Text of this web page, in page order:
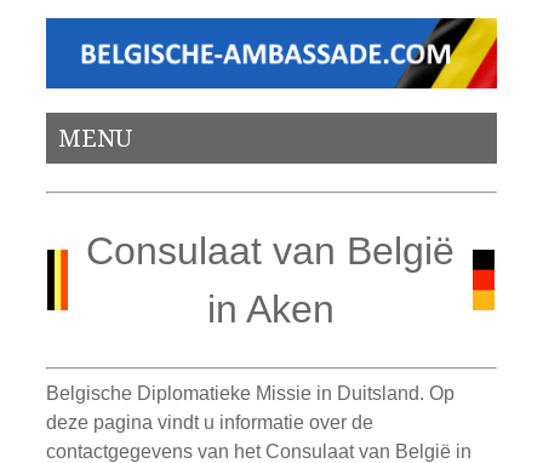
MENU
Consulaat van België
in Aken
Belgische Diplomatieke Missie in Duitsland. Op
deze pagina vindt u informatie over de
contactgegevens van het Consulaat van België in